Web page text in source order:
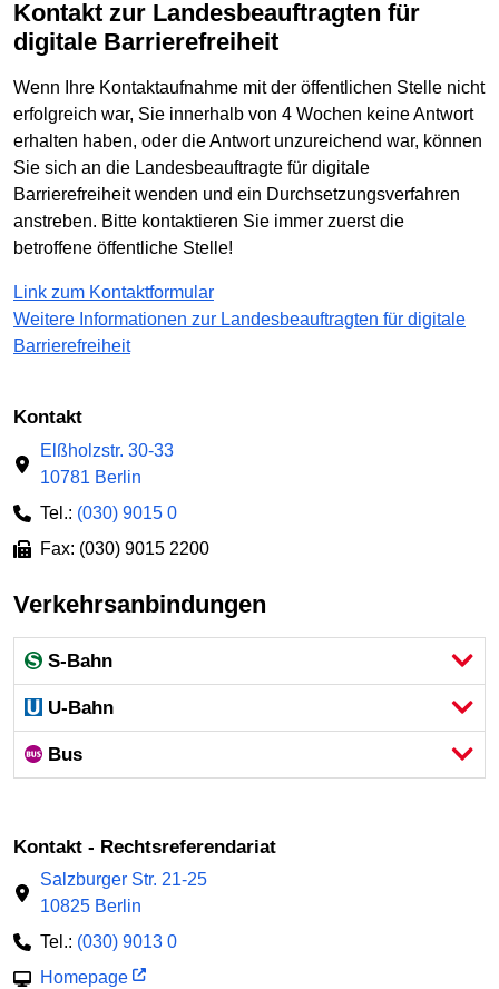
Kontakt zur Landesbeauftragten für
digitale Barrierefreiheit
Wenn Ihre Kontaktaufnahme mit der öffentlichen Stelle nicht
erfolgreich war, Sie innerhalb von 4 Wochen keine Antwort
erhalten haben, oder die Antwort unzureichend war, können
Sie sich an die Landesbeauftragte für digitale
Barrierefreiheit wenden und ein Durchsetzungsverfahren
anstreben. Bitte kontaktieren Sie immer zuerst die
betroffene öffentliche Stelle!
Link zum Kontaktformular
Weitere Informationen zur Landesbeauftragten für digitale
Barrierefreiheit
Kontakt
Elßholzstr. 30-33
10781 Berlin
Tel.: (030) 9015 0
Fax: (030) 9015 2200
Verkehrsanbindungen
S-Bahn
U-Bahn
Bus
Kontakt - Rechtsreferendariat
Salzburger Str. 21-25
10825 Berlin
Tel.: (030) 9013 0
Homepage